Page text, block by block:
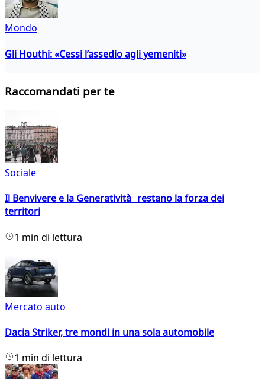
Mondo
Gli Houthi: «Cessi l’assedio agli yemeniti»
Raccomandati per te
Sociale
Il Benvivere e la Generatività restano la forza dei
territori
1 min di lettura
Mercato auto
Dacia Striker, tre mondi in una sola automobile
1 min di lettura